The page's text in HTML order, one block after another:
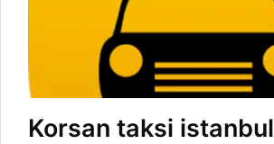
Korsan taksi istanbul